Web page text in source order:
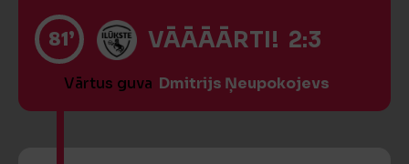
81’ VĀĀĀĀRTI! 2:3
Vārtus guva Dmitrijs Ņeupokojevs